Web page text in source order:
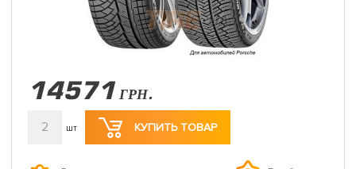
14571 ГРН.
2 шт КУПИТЬ ТОВАР